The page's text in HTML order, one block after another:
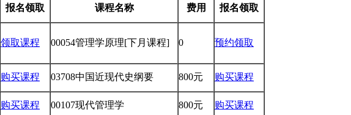
报名领取 课程名称 费用 报名领取
领取课程 00054管理学原理[下月课程] 0 预约领取
购买课程 03708中国近现代史纲要 800元 购买课程
购买课程 00107现代管理学 800元 购买课程